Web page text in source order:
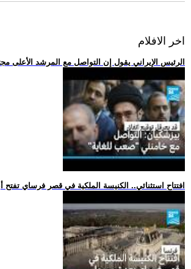
اخر الافلام
.. الرئيس الإيراني يقول إن التواصل مع المرشد الأعلى
.. افتتاح استثنائي.. الكنيسة الملكية في قصر فرساي تفتح